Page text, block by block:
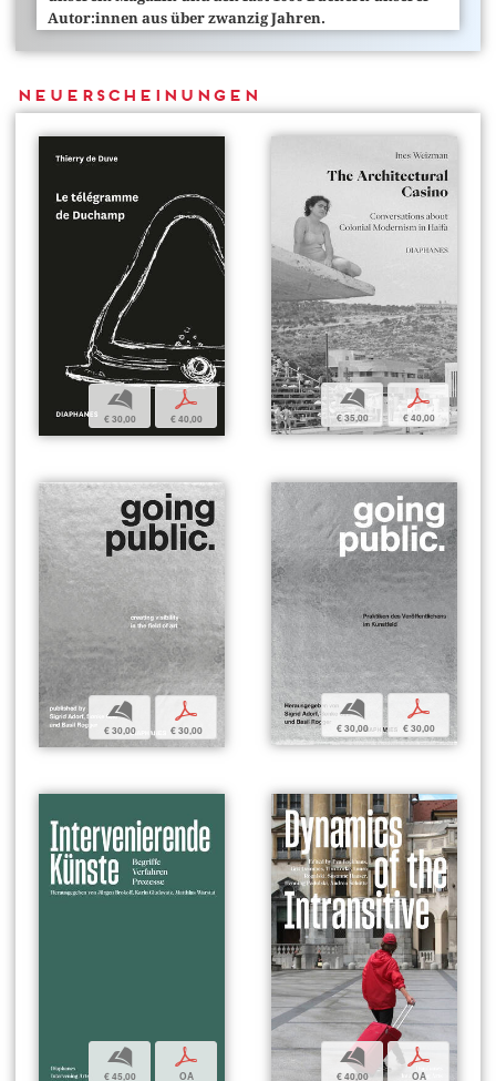
Autor:innen aus über zwanzig Jahren.
Neuerscheinungen
b
€ 30,00
p
€ 40,00
b
€ 35,00
p
€ 40,00
b
€ 30,00
p
€ 30,00
b
€ 30,00
p
€ 30,00
b
€ 45,00
p
OA
b
€ 40,00
p
OA